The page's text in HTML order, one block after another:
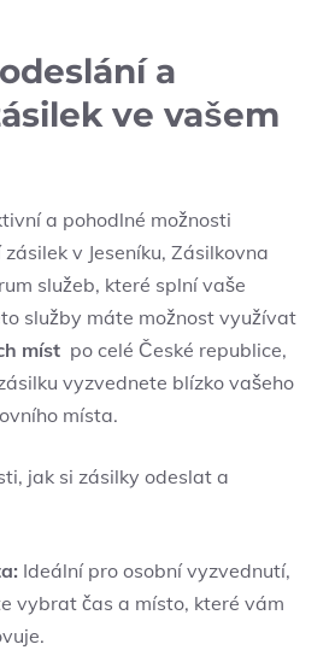
a
ve vašem
a pohodlné možnosti
v Jeseníku, ⁤Zásilkovna
⁢služeb, které splní vaše
služby máte možnost využívat
​míst ⁤ po celé České republice,
vyzvednete blízko vašeho⁢
místa.
jak si zásilky ⁢odeslat⁣ a
Ideální pro ⁣osobní ‍vyzvednutí,
vybrat čas a místo, které vám